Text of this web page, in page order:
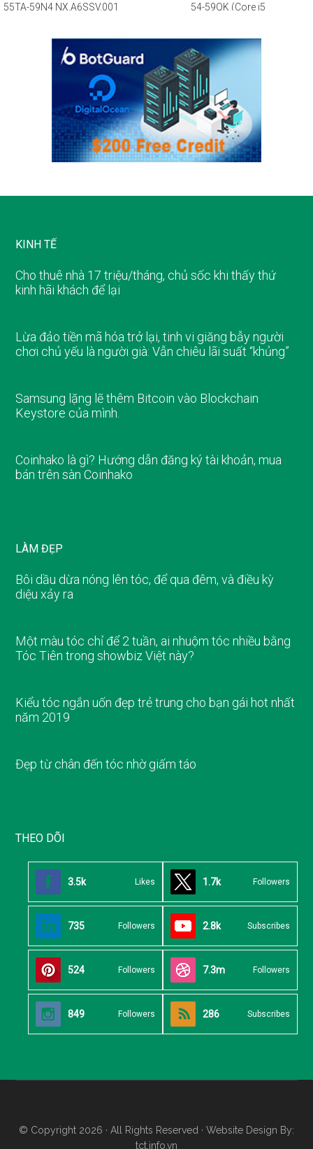
55TA-59N4 NX.A6SSV.001
SSD/14″FHD_Touch/Win1
0/Xanh) – Hàng chính
54-59QK (Core i5
RAM/512GB/14″FHD/Win
11/Vàng)
KINH TẾ
Cho thuê nhà 17 triệu/tháng, chủ sốc khi thấy thứ
kinh hãi khách để lại
Lừa đảo tiền mã hóa trở lại, tinh vi giăng bẫy người
chơi chủ yếu là người già: Vẫn chiêu lãi suất “khủng”
Samsung lặng lẽ thêm Bitcoin vào Blockchain
Keystore của mình.
Coinhako là gì? Hướng dẫn đăng ký tài khoản, mua
bán trên sàn Coinhako
LÀM ĐẸP
Bôi dầu dừa nóng lên tóc, để qua đêm, và điều kỳ
diệu xảy ra
Một màu tóc chỉ để 2 tuần, ai nhuộm tóc nhiều bằng
Tóc Tiên trong showbiz Việt này?
Kiểu tóc ngắn uốn đẹp trẻ trung cho bạn gái hot nhất
năm 2019
Đẹp từ chân đến tóc nhờ giấm táo
THEO DÕI
3.5k Likes 1.7k Followers
735 Followers 2.8k Subscribes
524 Followers 7.3m Followers
849 Followers 286 Subscribes
© Copyright 2026 · All Rights Reserved · Website Design By:
tct.info.vn